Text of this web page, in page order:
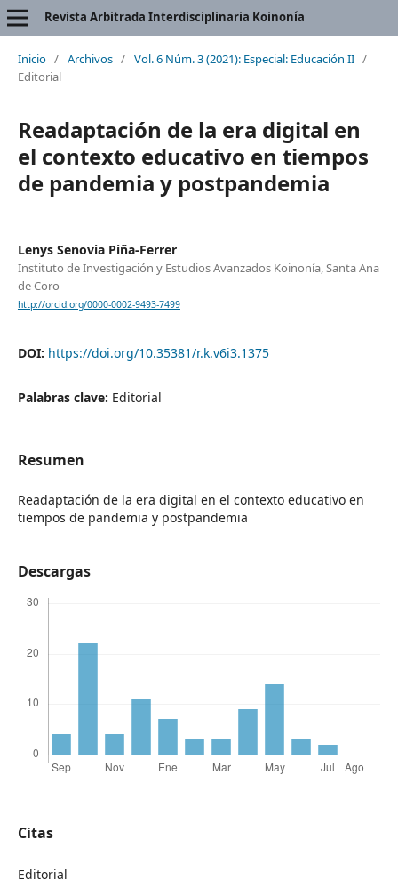
Revista Arbitrada Interdisciplinaria Koinonía
Inicio / Archivos / Vol. 6 Núm. 3 (2021): Especial: Educación II /
Editorial
Readaptación de la era digital en
el contexto educativo en tiempos
de pandemia y postpandemia
Lenys Senovia Piña-Ferrer
Instituto de Investigación y Estudios Avanzados Koinonía, Santa Ana
de Coro
http://orcid.org/0000-0002-9493-7499
DOI: https://doi.org/10.35381/r.k.v6i3.1375
Palabras clave: Editorial
Resumen
Readaptación de la era digital en el contexto educativo en
tiempos de pandemia y postpandemia
Descargas
Citas
Editorial